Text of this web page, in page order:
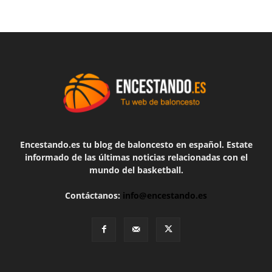
Encestando.es tu blog de baloncesto en español. Estate
informado de las últimas noticias relacionadas con el
mundo del basketball.
Contáctanos: info@encestando.es